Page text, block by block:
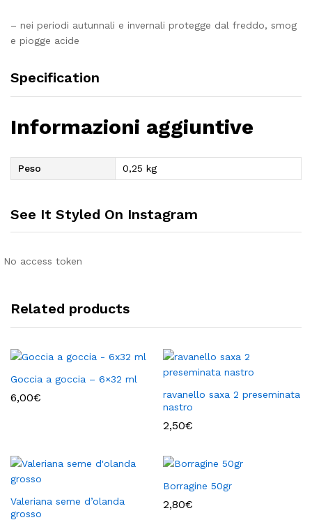
– nei periodi autunnali e invernali protegge dal freddo, smog
e piogge acide
Specification
Informazioni aggiuntive
Peso 0,25 kg
See It Styled On Instagram
No access token
Related products
Goccia a goccia – 6×32 ml
6,00€
ravanello saxa 2 preseminata
nastro
2,50€
Valeriana seme d’olanda
grosso
Borragine 50gr
2,80€